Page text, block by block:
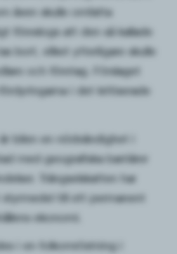
även skulle omfatta
föreslogs att den så kallade
bort, vilket ytterligare skulle
och företag. Förslaget
i det kritiserade
bilen en nödvändighet i
med geografiska barriärer
Trängselskatten har
till ett permanent
ekonomi.
i en folkomröstning i